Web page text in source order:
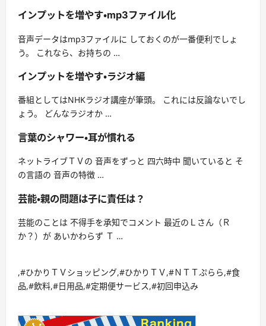
インプットを増やす・mp3ファイル化
音声データはmp3ファイルに しておくのが一番便利でしょ
う。 これなら、お持ちの …
インプットを増やす・ラジオ編
番組としてはNHKラジオ講座が筆頭。 これには反論ないでし
ょう。 どんなラジオか …
言葉のシャワー・耳が慣れる
ネットライブＴＶの 音声をずっと 四六時中 聞いていると そ
の言語の 音声の特徴 …
芸能・親の問題は子に責任は？
芸能のことは 不得手を承知でコメント 最近のＬさん（Ｒ
か？）が あいかわらず Ｔ …
,#ひかりＴＶショッピング,#ひかりＴＶ,#ＮＴＴぷらら,#食
品,#飲料,#日用品,#定期便サービス,#初回申込み